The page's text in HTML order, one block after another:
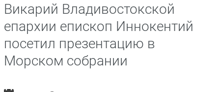
Викарий Владивостокской
епархии епископ Иннокентий
посетил презентацию в
Морском собрании